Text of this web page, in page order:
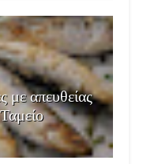
με απευθείας